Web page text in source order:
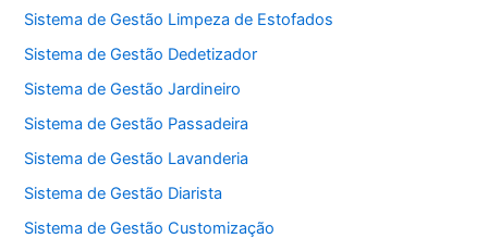
Sistema de Gestão Limpeza de Estofados
Sistema de Gestão Dedetizador
Sistema de Gestão Jardineiro
Sistema de Gestão Passadeira
Sistema de Gestão Lavanderia
Sistema de Gestão Diarista
Sistema de Gestão Customização